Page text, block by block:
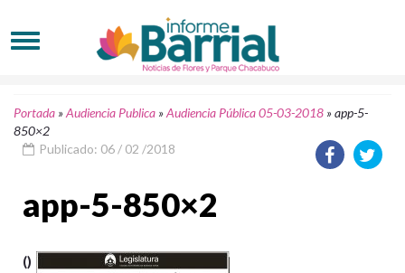
Portada »Audiencia Publica »Audiencia Pública 05-03-2018 »app-5-
850×2
Publicado: 06 / 02 /2018
app-5-850×2
()